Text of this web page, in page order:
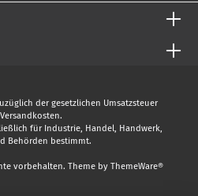
der gesetzlichen Umsatzsteuer
Versandkosten.
für Industrie, Handel, Handwerk,
Behörden bestimmt.
vorbehalten. Theme by ThemeWare®